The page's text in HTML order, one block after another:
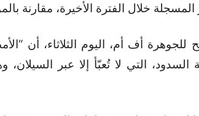
خلال الفترة الأخيرة، مقارنة
للجوهرة أف أم، اليوم الثلاثاء، أن
السدود، التي لا تُعبّأ إلا عبر